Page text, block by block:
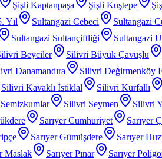
Şişli Kaptanpaşa Şişli Kuştepe
Yıl Sultangazi Cebeci Sultangazi
Sultangazi Sultançiftliği Sultangazi
Beyciler Silivri Büyük Çavuşlu
Danamandıra Silivri Değirmenköy
Silivri Kavaklı İstiklal Silivri Kurfallı
Silivri Seymen Silivri
Sarıyer Cumhuriyet Sarıyer
Sarıyer Gümüşdere Sarıyer
Maslak Sarıyer Pınar Sarıyer